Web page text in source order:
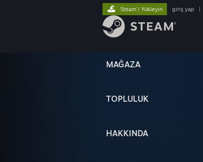
MAĞAZA
TOPLULUK
HAKKINDA
Steam'i Yükleyin giriş yap